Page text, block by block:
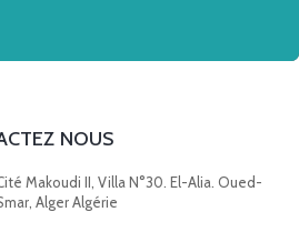
NOUS
Makoudi II, Villa N°30. El-Alia. Oued-
Alger Algérie